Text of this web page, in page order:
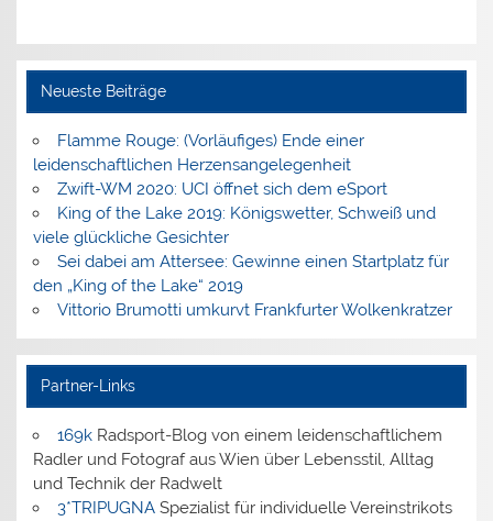
Neueste Beiträge
Flamme Rouge: (Vorläufiges) Ende einer
leidenschaftlichen Herzensangelegenheit
Zwift-WM 2020: UCI öffnet sich dem eSport
King of the Lake 2019: Königswetter, Schweiß und
viele glückliche Gesichter
Sei dabei am Attersee: Gewinne einen Startplatz für
den „King of the Lake“ 2019
Vittorio Brumotti umkurvt Frankfurter Wolkenkratzer
Partner-Links
169kRadsport-Blog von einem leidenschaftlichem
Radler und Fotograf aus Wien über Lebensstil, Alltag
und Technik der Radwelt
3*TRIPUGNASpezialist für individuelle Vereinstrikots